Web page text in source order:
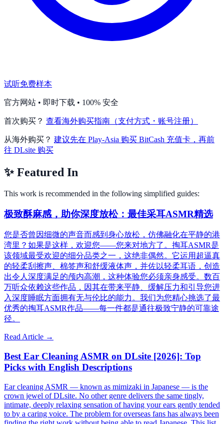
试听免费样本
官方网站 • 即时下载 • 100% 安全
首次购买？ 查看海外购买指南（支付方式・账号注册）
从海外购买？ 建议先在 Play-Asia 购买 BitCash 充值卡，再前
往 DLsite 购买
✨Featured In
This work is recommended in the following simplified guides:
极致酥麻感，助你深度放松：最佳采耳ASMR精选
您是否曾因细微的声音而感到身心放松，仿佛融化在平静的港
湾里？如果是这样，欢迎您——您来对地方了。掏耳ASMR是
该领域最受欢迎的细分品类之一，这绝非偶然。它运用超逼真
的轻柔刮擦声、棉签声和舒缓液体声，并佐以轻柔耳语，创造
出令人深度满足的颅内高潮，这种体验您必须亲身感受。数百
万听众依赖这些作品，因其在带来平静、缓解压力和引导您进
入深度睡眠方面拥有无与伦比的能力。我们为您精心挑选了最
优秀的掏耳ASMR作品——每一件都是通往极致宁静的可靠途
径。
Read Article →
Best Ear Cleaning ASMR on DLsite [2026]: Top
Picks with English Descriptions
Ear cleaning ASMR — known as mimizaki in Japanese — is the
crown jewel of DLsite. No other genre delivers the same tingly,
intimate, deeply relaxing sensation of having your ears gently tended
to by a caring voice. The problem for overseas fans has always been